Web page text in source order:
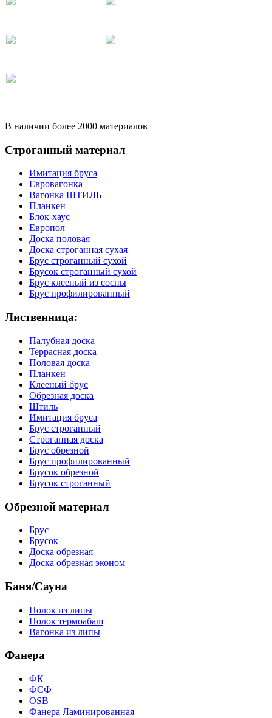
В наличии более 2000 материалов
Строганный материал
Имитация бруса
Евровагонка
Вагонка ШТИЛЬ
Планкен
Блок-хаус
Европол
Доска половая
Доска строганная сухая
Брус строганный сухой
Брусок строганный сухой
Брус клееный из сосны
Брус профилированный
Лиственница:
Палубная доска
Террасная доска
Половая доска
Планкен
Клееный брус
Обрезная доска
Штиль
Имитация бруса
Брус строганный
Строганная доска
Брус обрезной
Брус профилированный
Брусок обрезной
Брусок строганный
Обрезной материал
Брус
Брусок
Доска обрезная
Доска обрезная эконом
Баня/Сауна
Полок из липы
Полок термоабаш
Вагонка из липы
Фанера
ФК
ФСФ
OSB
Фанера Ламинированная